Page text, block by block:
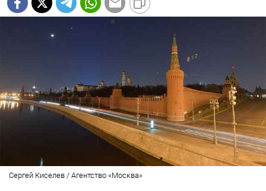
Сергей Киселев / Агентство «Москва»